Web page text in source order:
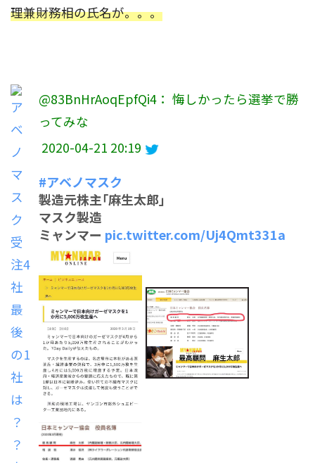
理兼財務相の氏名が。。。
@83BnHrAoqEpfQi4： 悔しかったら選挙で勝
ってみな
2020-04-21 20:19
#アベノマスク
製造元株主｢麻生太郎｣
マスク製造
ミャンマー pic.twitter.com/Uj4Qmt331a